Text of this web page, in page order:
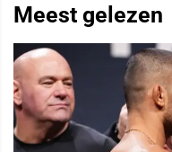
Meest gelezen